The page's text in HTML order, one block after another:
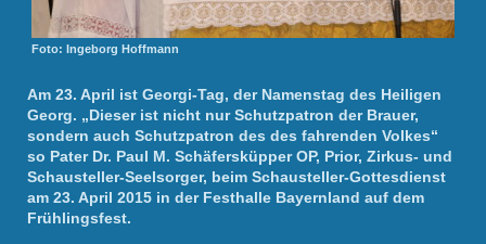
Foto: Ingeborg Hoffmann
Am 23. April ist Georgi-Tag, der Namenstag des Heiligen
Georg. „Dieser ist nicht nur Schutzpatron der Brauer,
sondern auch Schutzpatron des des fahrenden Volkes“
so Pater Dr. Paul M. Schäfersküpper OP, Prior, Zirkus- und
Schausteller-Seelsorger, beim Schausteller-Gottesdienst
am 23. April 2015 in der Festhalle Bayernland auf dem
Frühlingsfest.